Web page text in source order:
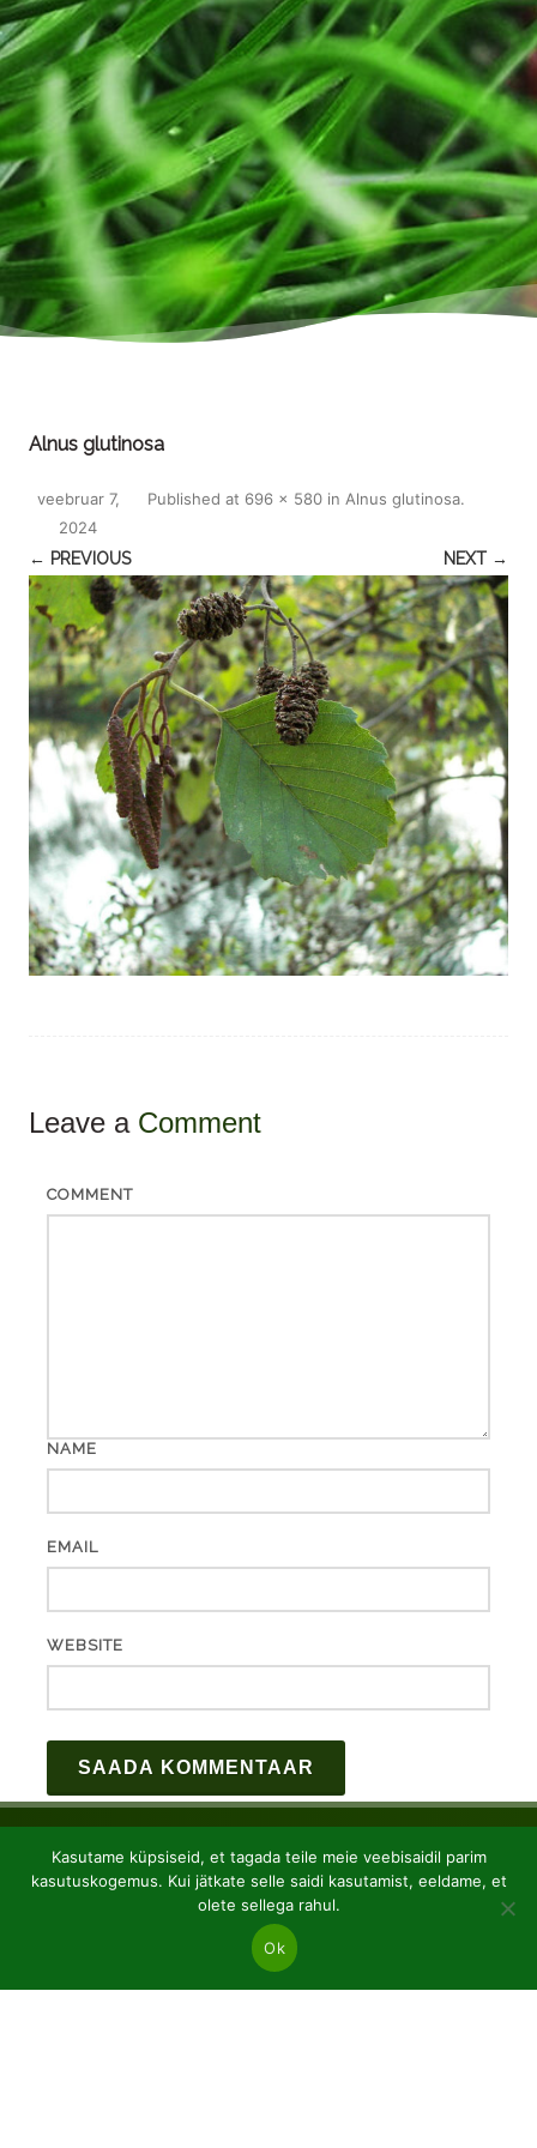
Alnus glutinosa
Published
veebruar 7,
2024
at 696 × 580 in Alnus glutinosa.
← PREVIOUS NEXT →
Leave a Comment
COMMENT
NAME
EMAIL
WEBSITE
Kasutame küpsiseid, et tagada teile meie veebisaidil parim
kasutuskogemus. Kui jätkate selle saidi kasutamist, eeldame, et
olete sellega rahul.
Ok